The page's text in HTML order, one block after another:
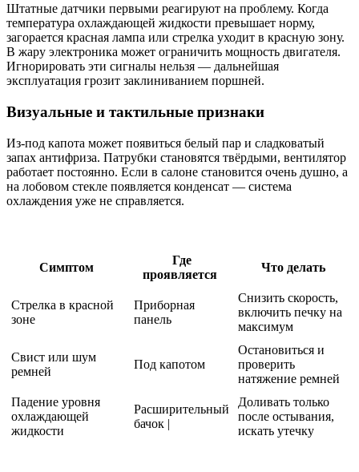
Штатные датчики первыми реагируют на проблему. Когда
температура охлаждающей жидкости превышает норму,
загорается красная лампа или стрелка уходит в красную зону.
В жару электроника может ограничить мощность двигателя.
Игнорировать эти сигналы нельзя — дальнейшая
эксплуатация грозит заклиниванием поршней.
Визуальные и тактильные признаки
Из-под капота может появиться белый пар и сладковатый
запах антифриза. Патрубки становятся твёрдыми, вентилятор
работает постоянно. Если в салоне становится очень душно, а
на лобовом стекле появляется конденсат — система
охлаждения уже не справляется.
Симптом
Где
проявляется
Что делать
Стрелка в красной
зоне
Приборная
панель
Снизить скорость,
включить печку на
максимум
Свист или шум
ремней
Под капотом
Остановиться и
проверить
натяжение ремней
Падение уровня
охлаждающей
жидкости
Расширительный
бачок |
Доливать только
после остывания,
искать утечку